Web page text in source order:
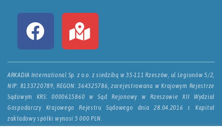
ARKADIA International Sp. z o.o. z siedzibą w 35-111 Rzeszów, ul Legionów 5/2,
NIP: 8133720789, REGON: 364325786, zarejestrowana w Krajowym Rejestrze
Sądowym KRS: 0000615860 w Sąd Rejonowy w Rzeszowie XII Wydział
Gospodarczy Krajowego Rejestru Sądowego dnia 28.04.2016 r. Kapitał
zakładowy spółki wynosi 5 000 PLN.